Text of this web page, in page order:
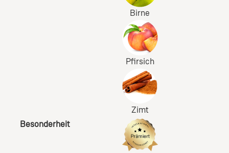
Birne
Pfirsich
Zimt
Besonderheit